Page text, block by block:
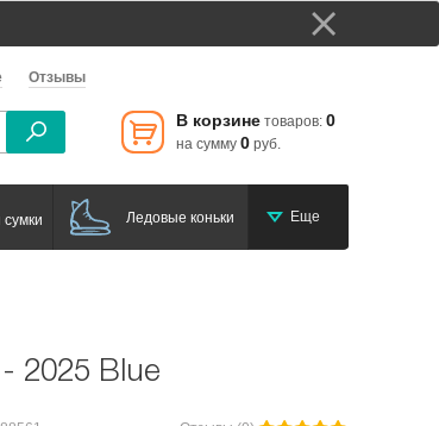
Отзывы
В корзине товаров: 0
на сумму 0 руб.
сумки Ледовые коньки Еще
2025 Blue